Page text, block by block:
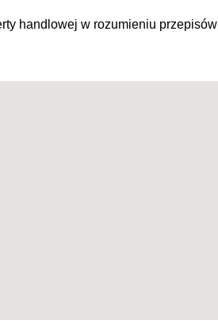
handlowej w rozumieniu przepisów